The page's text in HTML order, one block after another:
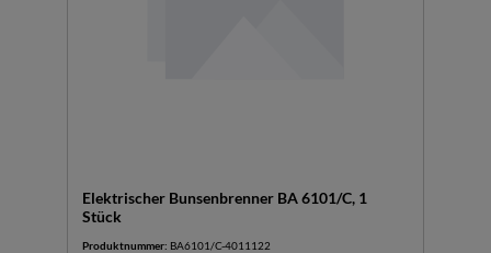
Elektrischer Bunsenbrenner BA 6101/C, 1
Stück
Produktnummer: BA6101/C-4011122